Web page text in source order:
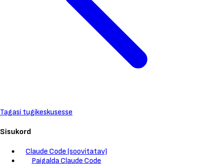
Tagasi tugikeskusesse
Sisukord
Claude Code (soovitatav)
Paigalda Claude Code